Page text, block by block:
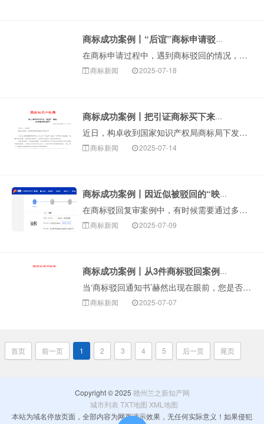
商标成功案例丨“后谊”商标申请驳回复审后，商标局予以初步审定
在商标申请过程中，遇到商标驳回的情况，一定要注意分析驳回的具体原因，如果是因为商标近似被驳回，那么需要充分分析各引证商标的状态，以及是否能清理障碍，配···
商标新闻 2025-07-18
商标成功案例丨把引证商标买下来，驳回复审成功！
近日，构卓收到国家知识产权局商标局下发的一批《商标驳回复审决定书》。其中一例成功案例中，客户商标因与引证商标近似被驳回，为高效解决问题，申请人果断购买···
商标新闻 2025-07-14
商标成功案例丨因近似被驳回的“映松”商标复审成功
在商标驳回复审案例中，有时候需要通过多种组合方式来帮助客户通过初审。今天给大家分享一个案例，通过“申请撤三”+“部···
商标新闻 2025-07-09
商标成功案例丨从3件商标驳回案例，告诉你复审的重要性
当‘商标驳回通知书’赫然出现在眼前，您是否会心头一紧，随即萌生放弃的念头，或是陷入手忙脚乱的焦虑？别急着认输！许多看似&lsq···
商标新闻 2025-07-07
首页 前一页 1 2 3 4 5 后一页 尾页
Copyright © 2025 赣州兰之新知产网
城市列表 TXT地图 XML地图
本站为域名停放页面，全部内容为网页演示效果，无任何实际意义！如果侵犯